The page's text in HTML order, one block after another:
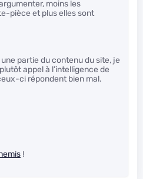
moins les
pièce et plus elles sont
partie du contenu du site, je
appel à l’intelligence de
ci répondent bien mal.
!